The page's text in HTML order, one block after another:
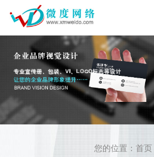
您的位置： 首页